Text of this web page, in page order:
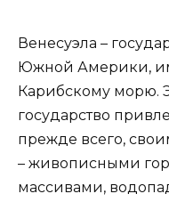
Венесуэла –
Южной Америки,
Карибскому морю.
государство
прежде всего,
– живописными
массивами,